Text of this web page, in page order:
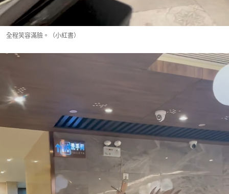
全程笑容滿臉。（小紅書）